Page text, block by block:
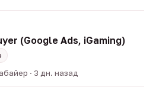
(Google Ads, iGaming)
· 3 дн. назад